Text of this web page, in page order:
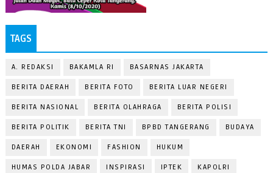
TAGS
A. REDAKSI BAKAMLA RI BASARNAS JAKARTA
BERITA DAERAH BERITA FOTO BERITA LUAR NEGERI
BERITA NASIONAL BERITA OLAHRAGA BERITA POLISI
BERITA POLITIK BERITA TNI BPBD TANGERANG BUDAYA
DAERAH EKONOMI FASHION HUKUM
HUMAS POLDA JABAR INSPIRASI IPTEK KAPOLRI